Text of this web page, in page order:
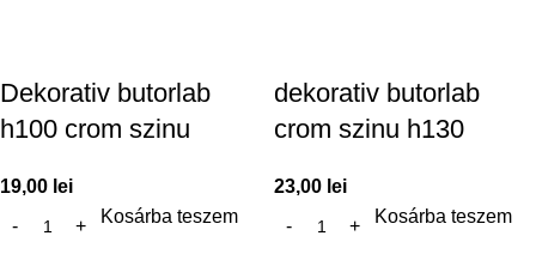
Dekorativ butorlab
h100 crom szinu
19,00 lei
Kosárba teszem
dekorativ butorlab
crom szinu h130
23,00 lei
Kosárba teszem